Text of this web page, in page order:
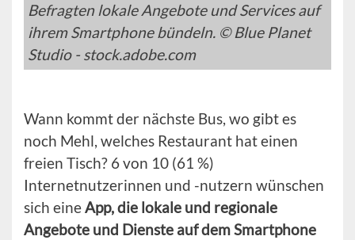
Befragten lokale Angebote und Services auf
ihrem Smartphone bündeln. © Blue Planet
Studio - stock.adobe.com
Wann kommt der nächste Bus, wo gibt es
noch Mehl, welches Restaurant hat einen
freien Tisch? 6 von 10 (61 %)
Internetnutzerinnen und -nutzern wünschen
sich eineApp, die lokale und regionale
Angebote und Dienste auf dem Smartphone